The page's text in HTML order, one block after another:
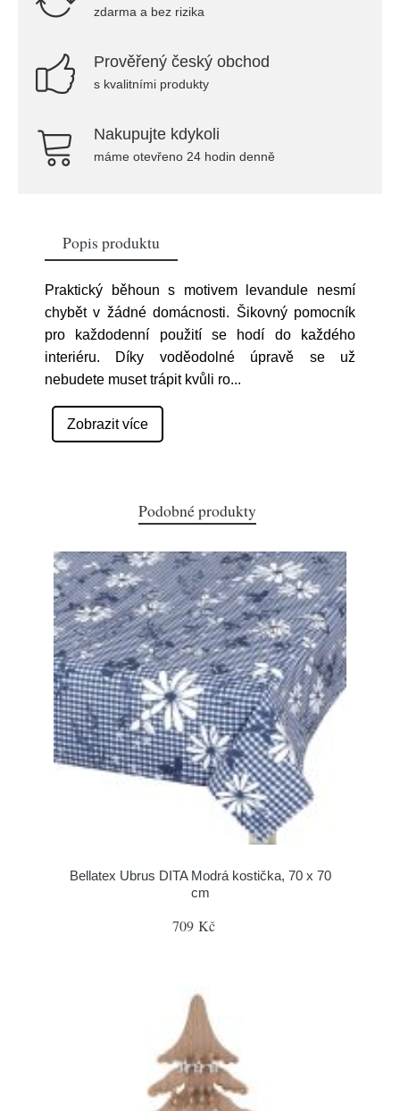
zdarma a bez rizika
Prověřený český obchod
s kvalitními produkty
Nakupujte kdykoli
máme otevřeno 24 hodin denně
Popis produktu
Praktický běhoun s motivem levandule nesmí
chybět v žádné domácnosti. Šikovný pomocník
pro každodenní použití se hodí do každého
interiéru. Díky voděodolné úpravě se už
nebudete muset trápit kvůli ro...
Zobrazit více
Podobné produkty
Bellatex Ubrus DITA Modrá kostička, 70 x 70
cm
709 Kč